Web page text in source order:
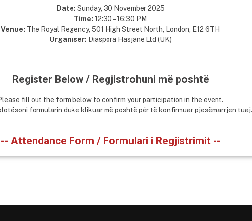
Date: Sunday, 30 November 2025
Time: 12:30 – 16:30 PM
Venue: The Royal Regency, 501 High Street North, London, E12 6TH
Organiser: Diaspora Hasjane Ltd (UK)
Register Below / Regjistrohuni më poshtë
fill out the form below to confirm your participation in the event.
formularin duke klikuar më poshtë për të konfirmuar pjesëmarrjen tuaj.
-- Attendance Form / Formulari i Regjistrimit --